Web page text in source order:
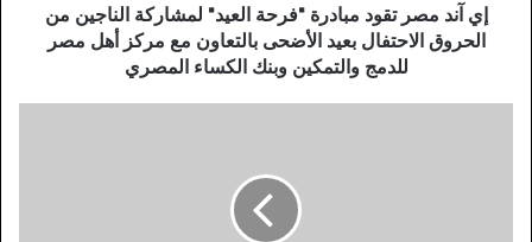
إي آند مصر تقود مبادرة "فرحة العيد" لمشاركة الناجين من
الحروق الاحتفال بعيد الأضحى بالتعاون مع مركز أهل مصر
للدمج والتمكين وبنك الكساء المصري